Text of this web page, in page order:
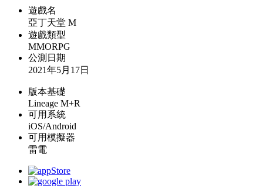
遊戲名
亞丁天堂 M
遊戲類型
MMORPG
公測日期
2021年5月17日
版本基礎
Lineage M+R
可用系統
iOS/Android
可用模擬器
雷電